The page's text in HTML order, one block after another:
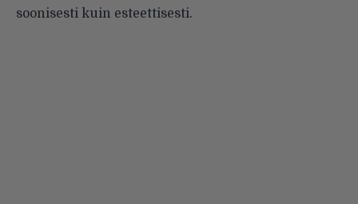
soonisesti kuin esteettisesti.